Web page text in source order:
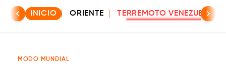
INICIO ORIENTE TERREMOTO VENEZUELA
MODO MUNDIAL